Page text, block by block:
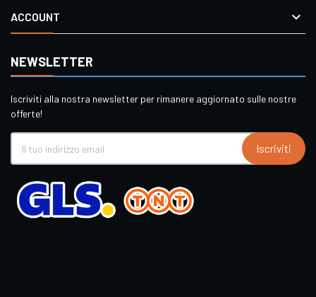
ACCOUNT 
NEWSLETTER
Iscriviti alla nostra newsletter per rimanere aggiornato sulle nostre
offerte!
Iscriviti